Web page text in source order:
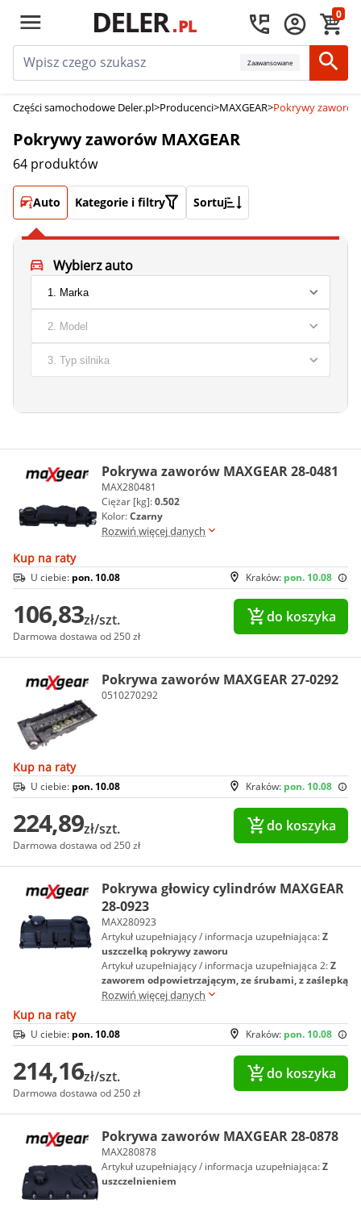
0
Zaawansowane
Części samochodowe Deler.pl>Producenci>MAXGEAR>Pokrywy zaworów
Pokrywy zaworów MAXGEAR
64 produktów
Auto Kategorie i filtry Sortuj
Wybierz auto
Pokrywa zaworów MAXGEAR 28-0481
MAX280481
Ciężar [kg]:0.502
Kolor:Czarny
Rozwiń więcej danych
Kup na raty
Kraków: pon. 10.08
U ciebie: pon. 10.08
106,83zł/szt.
Darmowa dostawa od 250 zł
do koszyka
Pokrywa zaworów MAXGEAR 27-0292
0510270292
Kup na raty
Kraków: pon. 10.08
U ciebie: pon. 10.08
224,89zł/szt.
Darmowa dostawa od 250 zł
do koszyka
Pokrywa głowicy cylindrów MAXGEAR
28-0923
MAX280923
Artykuł uzupełniający / informacja uzupełniająca:Z
uszczelką pokrywy zaworu
Artykuł uzupełniający / informacja uzupełniająca 2:Z
zaworem odpowietrzającym, ze śrubami, z zaślepką
Rozwiń więcej danych
Kup na raty
Kraków: pon. 10.08
U ciebie: pon. 10.08
214,16zł/szt.
Darmowa dostawa od 250 zł
do koszyka
Pokrywa zaworów MAXGEAR 28-0878
MAX280878
Artykuł uzupełniający / informacja uzupełniająca:Z
uszczelnieniem